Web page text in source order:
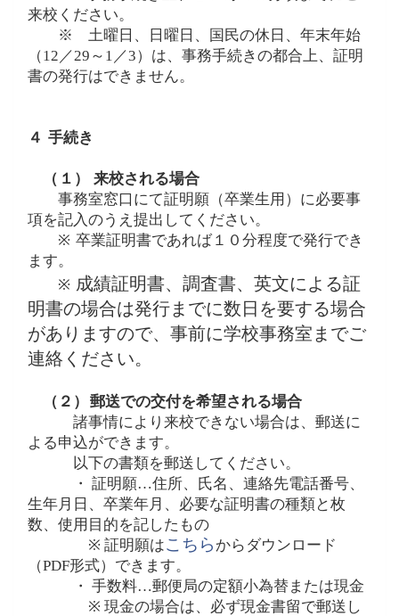
来校ください。
※ 土曜日、日曜日、国民の休日、年末年始
（12／29～1／3）は、事務手続きの都合上、証明
書の発行はできません。
４ 手続き
（１）
来校される場合
事務室窓口にて証明願（卒業生用）に必要事
項を記入のうえ提出してください。
※ 卒業証明書であれば１０分程度で発行でき
ます。
※ 成績証明書、調査書、英文による証
明書の場合は発行までに数日を要する場合
がありますので、事前に学校事務室までご
連絡ください。
（２）
郵送での交付を希望される場合
諸事情により来校できない場合は、郵送に
よる申込ができます。
以下の書類を郵送してください。
・ 証明願…住所、氏名、連絡先電話番号、
生年月日、卒業年月、必要な証明書の種類と枚
数、使用目的を記したもの
※ 証明願はこちら からダウンロード
（PDF形式）できます。
・ 手数料…郵便局の定額小為替または現金
※ 現金の場合は、必ず現金書留で郵送し